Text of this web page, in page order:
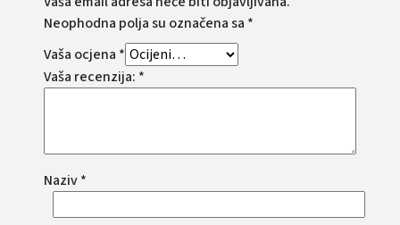
Neophodna polja su označena sa *
Vaša ocjena *
Vaša recenzija: *
Naziv*